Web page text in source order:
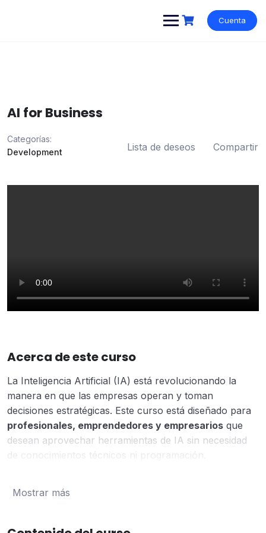
Cuenta
AI for Business
Categorías:
Development
Lista de deseos Compartir
Acerca de este curso
La Inteligencia Artificial (IA) está revolucionando la
manera en que las empresas operan y toman
decisiones estratégicas. Este curso está diseñado para
profesionales, emprendedores y empresarios que
desean aprovechar herramientas de IA sin necesidad
de conocimientos técnicos ni programación.
tareas, generar contenido, analizar datos, mejorar la
trabajo.
Mostrar más